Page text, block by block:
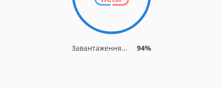
Завантаження... 94%